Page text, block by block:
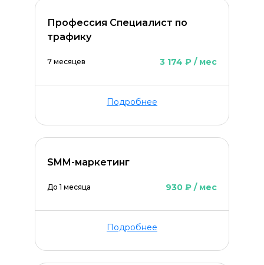
Профессия Специалист по
трафику
7 месяцев 3 174 ₽ / мес
Подробнее
SMM-маркетинг
До 1 месяца 930 ₽ / мес
Подробнее
Оставить комментарий